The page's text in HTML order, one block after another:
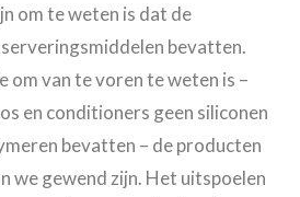
om te weten is dat de
bevatten.
om van te voren te weten is –
en conditioners geen siliconen
bevatten – de producten
we gewend zijn. Het uitspoelen